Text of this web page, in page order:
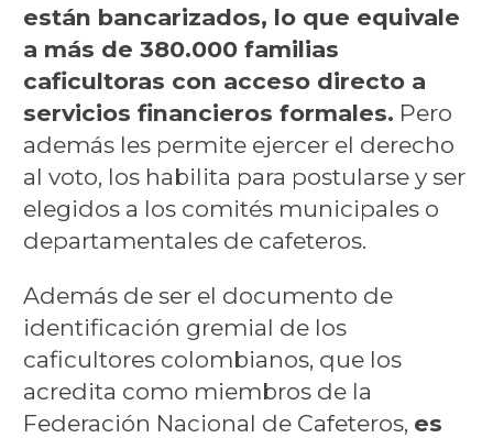
están bancarizados, lo que equivale
a más de 380.000 familias
caficultoras con acceso directo a
servicios financieros formales. Pero
además les permite ejercer el derecho
al voto, los habilita para postularse y ser
elegidos a los comités municipales o
departamentales de cafeteros.
Además de ser el documento de
identificación gremial de los
caficultores colombianos, que los
acredita como miembros de la
Federación Nacional de Cafeteros, es